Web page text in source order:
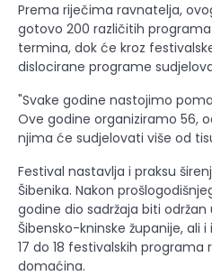
Prema riječima ravnatelja,
gotovo 200 različitih
termina, dok će kroz
dislocirane programe
"Svake godine nastojimo
Ove godine organiziramo 56,
njima će sudjelovati više od
Festival nastavlja i praksu
Šibenika. Nakon
godine dio sadržaja biti
Šibensko-kninske županije, ali
17 do 18 festivalskih programa
domaćina.